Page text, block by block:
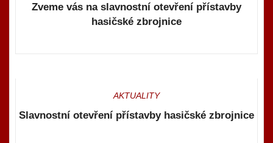
Zveme vás na slavnostní otevření přístavby
hasičské zbrojnice
AKTUALITY
Slavnostní otevření přístavby hasičské zbrojnice